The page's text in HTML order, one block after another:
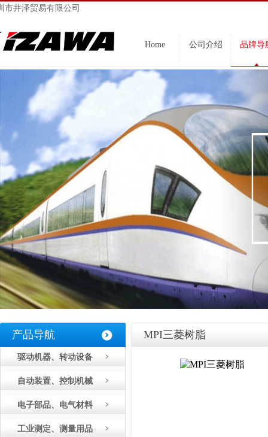
市井泽贸易有限公司
Home 公司介绍 品牌导
产品导航
驱动机器、转动设备
自动装置、控制机械
电子部品、电气材料
工业测定、测量用品
MPI三菱树脂